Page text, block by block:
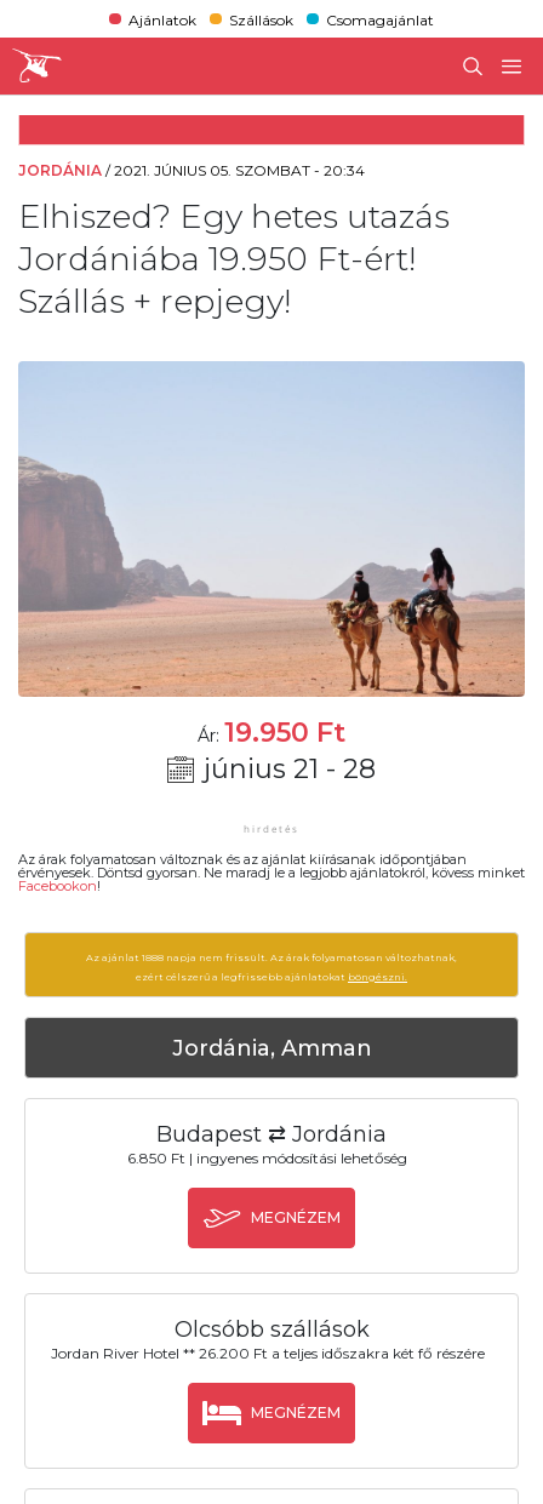
Ajánlatok Szállások Csomagajánlat
JORDÁNIA /2021. JÚNIUS 05. SZOMBAT - 20:34
Elhiszed? Egy hetes utazás
Jordániába 19.950 Ft-ért!
Szállás + repjegy!
Ár: 19.950 Ft
június 21 - 28
Az árak folyamatosan változnak és az ajánlat kiírásanak időpontjában
érvényesek. Döntsd gyorsan. Ne maradj le a legjobb ajánlatokról, kövess minket
Facebookon!
Az ajánlat 1888 napja nem frissült. Az árak folyamatosan változhatnak,
ezért célszerű a legfrissebb ajánlatokat böngészni.
Jordánia, Amman
Budapest ⇄ Jordánia
6.850 Ft | ingyenes módosítási lehetőség
MEGNÉZEM
Olcsóbb szállások
Jordan River Hotel ** 26.200 Ft a teljes időszakra két fő részére
MEGNÉZEM